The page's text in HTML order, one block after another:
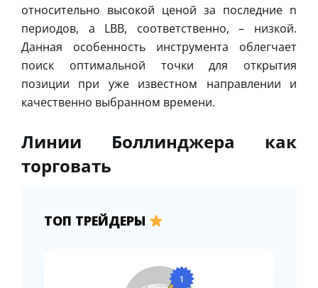
относительно высокой ценой за последние n
периодов, а LBB, соответственно, – низкой.
Данная особенность инструмента облегчает
поиск оптимальной точки для открытия
позиции при уже известном направлении и
качественно выбранном времени.
Линии Боллинджера как
торговать
ТОП ТРЕЙДЕРЫ
1